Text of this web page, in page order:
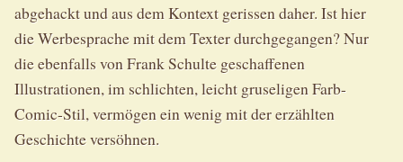
abgehackt und aus dem Kontext gerissen daher. Ist hier
die Werbesprache mit dem Texter durchgegangen? Nur
die ebenfalls von Frank Schulte geschaffenen
Illustrationen, im schlichten, leicht gruseligen Farb-
Comic-Stil, vermögen ein wenig mit der erzählten
Geschichte versöhnen.